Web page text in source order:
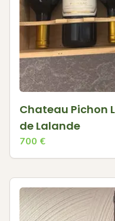
Chateau Pichon
de Lalande
700 €